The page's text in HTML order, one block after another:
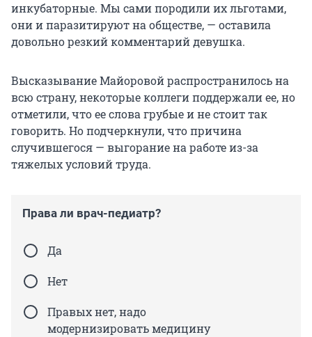
инкубаторные. Мы сами породили их льготами,
они и паразитируют на обществе, — оставила
довольно резкий комментарий девушка.
Высказывание Майоровой распространилось на
всю страну, некоторые коллеги поддержали ее, но
отметили, что ее слова грубые и не стоит так
говорить. Но подчеркнули, что причина
случившегося — выгорание на работе из-за
тяжелых условий труда.
Права ли врач-педиатр?
Да
Нет
Правых нет, надо
модернизировать медицину